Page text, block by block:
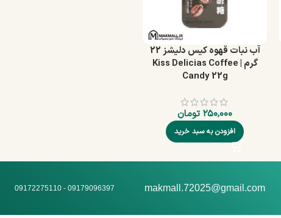
آب‌ نبات قهوه کیس دلیشز 22
گرم | Kiss Delicias Coffee
Candy 22g
۲۵۰,۰۰۰ تومان
افزودن به سبد خرید
makmall.72025@gmail.com
09179096397 - 09172275110